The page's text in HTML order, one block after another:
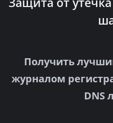
Получить
журналом
DNS